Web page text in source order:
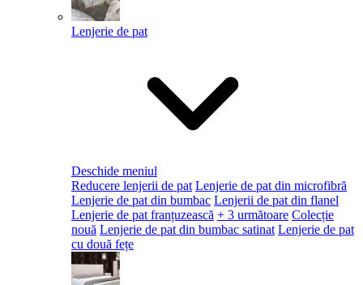
Lenjerie de pat
Deschide meniul
Reducere lenjerii de pat Lenjerie de pat din microfibră
Lenjerie de pat din bumbac Lenjerii de pat din flanel
Lenjerie de pat franțuzească + 3 următoare Colecție
nouă Lenjerie de pat din bumbac satinat Lenjerie de pat
cu două fețe